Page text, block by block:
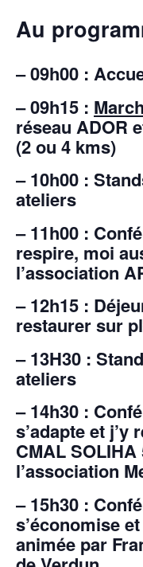
Au
– 09h00 :
– 09h15 :
réseau ADOR
(2 ou 4 kms)
– 10h00 :
ateliers
– 11h00 :
respire, moi
l’association
– 12h15 :
restaurer sur
– 13H30 :
ateliers
– 14h30 :
s’adapte et j’y
CMAL
l’association
– 15h30 :
s’économise
animée par